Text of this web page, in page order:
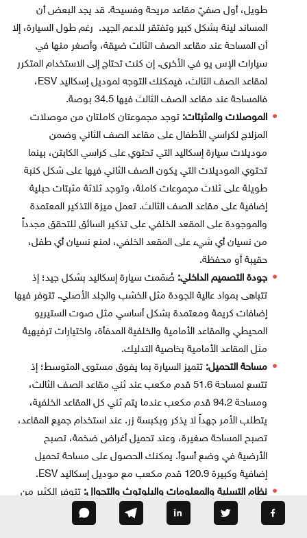
طويل، أول صفيّ مقاعد مريحة وفسيحة. قد يجد البعض أن
المساند لينة بشكل كبير وتفتقر للدعم الجيد. رغم طول السيارة، إلا
أن المساحة عند مقاعد الصف الثالث ضيقة، وأصغر منها في
سيارات الإس يو في الأخرى. إن كنت تحتاج إلى الاستخدام المتكرر
لمقاعد الصف الثالث، فيمكنك التوجه لموديل إسكاليد ESV،
فالمساحة عند مقاعد الصف الثالث فيها 34.5 بوصة.
الموصلات والمثبتات: توجد مجموعتان كاملتان من موصلات
المزلاج لكراسي الأطفال على مقاعد الصف الثاني وضمن
موديلات سيارة إسكاليد التي تحتوي على كراسي الكابتن، بينما
تحتوي الموديلات التي يكون الصف الثاني فيها على شكل كنبة
طويلة على ثلاث مجموعات كاملة، وتوجد ثلاثة مثبتات حبلية
إضافية على مقاعد الصف الثالث. تعمل ميزة التذكير المعتمدة
والموجودة على المقعد الخلفي على تذكير السائق للتحقق مجدداً
من نسيان أي شيء على المقعد الخلفي، لمنع نسيان أي طفل،
حقيبة أو محفظة.
جودة التصميم الداخلي: صُمّمت سيارة إسكاليد بشكل جيد؛ إذ
تتباهى بمواد عالية الجودة مثل الخشب والجلد الأصلي. تتوفر فيها
إضافات كريمة ومعتمدة بشكل أساسي مثل صوت الستيريو
المحيطي والمقاعد الأمامية والخلفية المدفأة، واختيارات ترفيهية
مثل المقاعد الأمامية بخاصية التدليك.
مساحة التحميل: تتميز السيارة بما يفوق مستوى المتوسط؛ إذ
تتسع لمساحة 51.6 قدم مكعب عند ثني مقاعد الصف الثالث،
ومساحة 94.2 قدم مكعب عندما يتم ثني كل المقاعد الخلفية،
يتطلب الأمر جهداً لا يذكر وبكبسة زر. عند استخدام جميع المقاعد،
تصبح المساحة صغيرة، وعند تحميل أغراض ضخمة، تصبح
الأرضية في وضع أسوأ. يمكنك الحصول على مساحة تحميل
إضافية وكبيرة 120.9 قدم مكعب مع موديل إسكاليد ESV.
نظام التسلية والمعلومات والبلوتوث والتجوال: تتوفر الكثير من
أشكال التكنولوجيا المطلوبة في سيارة إسكاليد. تتوفر ميزة
التجوال، نظام صوت محيطي بوز Bose، بؤرة اتصال لاسلكية،